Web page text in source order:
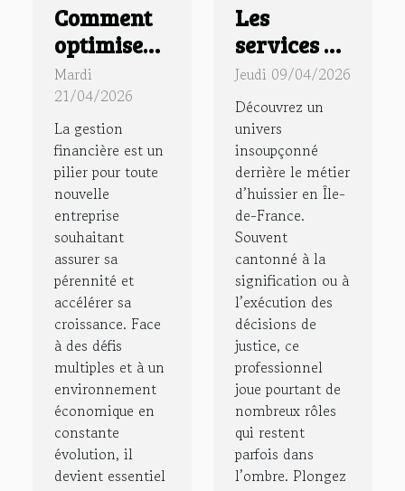
Comment
optimiser
la gestion
financière
d'une
nouvelle
entreprise
?
Mardi
21/04/2026
La gestion
financière est un
pilier pour toute
nouvelle
entreprise
souhaitant
assurer sa
pérennité et
accélérer sa
croissance. Face
à des défis
multiples et à un
environnement
économique en
constante
évolution, il
devient essentiel
Les
services et
rôles
méconnus
des
huissiers
en Île-de-
France
Jeudi 09/04/2026
Découvrez un
univers
insoupçonné
derrière le métier
d’huissier en Île-
de-France.
Souvent
cantonné à la
signification ou à
l’exécution des
décisions de
justice, ce
professionnel
joue pourtant de
nombreux rôles
qui restent
parfois dans
l’ombre. Plongez